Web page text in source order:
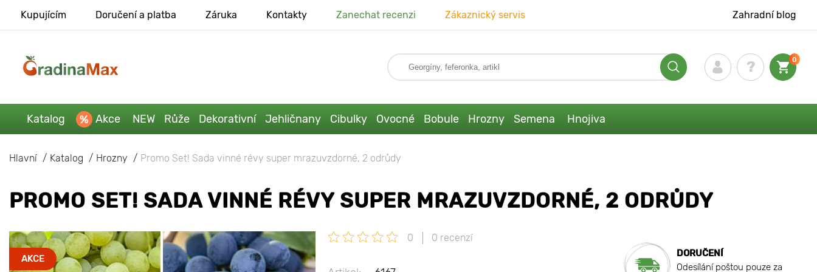
Kupujícím Doručení a platba Záruka Kontakty Zanechat recenzi Zákaznický servis Zahradní blog
0
Katalog Akce NEW Růže Dekorativní Jehličnany Cibulky Ovocné Bobule Hrozny Semena Hnojiva
Hlavní Katalog Hrozny Promo Set! Sada vinné révy super mrazuvzdorné, 2 odrůdy
PROMO SET! SADA VINNÉ RÉVY SUPER MRAZUVZDORNÉ, 2 ODRŮDY
AKCE
0 0 recenzí
DORUČENÍ
Odesílání poštou pouze za